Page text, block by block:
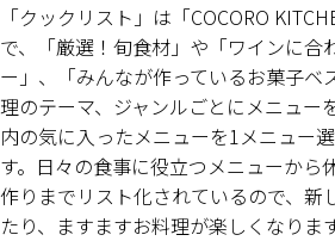
「クックリスト」は「COCORO
で、「厳選！旬食材」や「ワインに合
ー」、「みんなが作っているお菓子ベ
理のテーマ、ジャンルごとにメニュー
内の気に入ったメニューを1メニュー
す。日々の食事に役立つメニューから
作りまでリスト化されているので、新
たり、ますますお料理が楽しくなります